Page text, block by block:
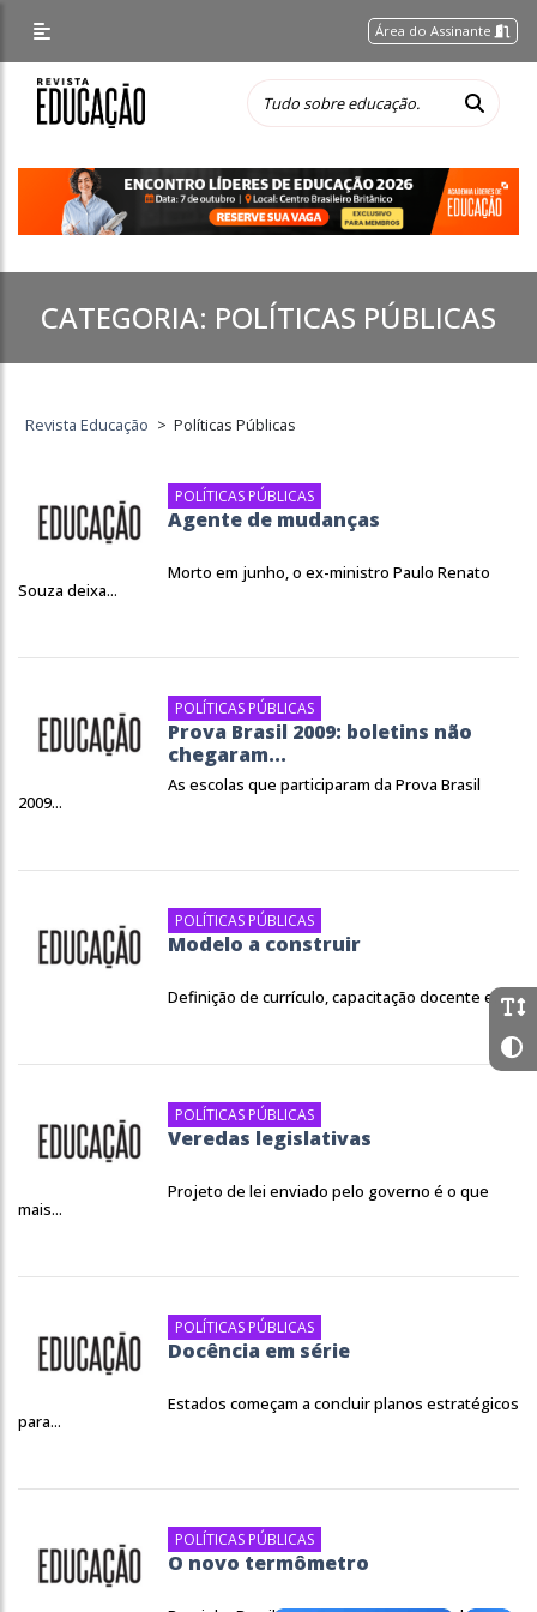
Área do Assinante
CATEGORIA: POLÍTICAS PÚBLICAS
Revista Educação > Políticas Públicas
POLÍTICAS PÚBLICAS
Agente de mudanças
Morto em junho, o ex-ministro Paulo Renato
Souza deixa...
POLÍTICAS PÚBLICAS
Prova Brasil 2009: boletins não
chegaram...
As escolas que participaram da Prova Brasil
2009...
POLÍTICAS PÚBLICAS
Modelo a construir
Definição de currículo, capacitação docente e...
POLÍTICAS PÚBLICAS
Veredas legislativas
Projeto de lei enviado pelo governo é o que
mais...
POLÍTICAS PÚBLICAS
Docência em série
Estados começam a concluir planos estratégicos
para...
POLÍTICAS PÚBLICAS
O novo termômetro